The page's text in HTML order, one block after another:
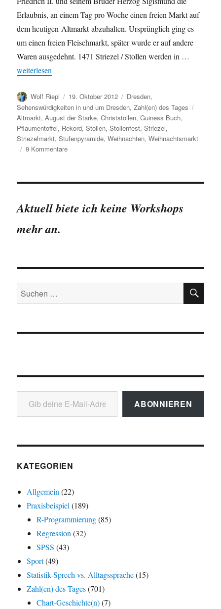
Erlaubnis, an einem Tag pro Woche einen freien Markt auf
dem heutigen Altmarkt abzuhalten. Ursprünglich ging es
um einen freien Fleischmarkt, später wurde er auf andere
Waren ausgedehnt. 1471 Striezel / Stollen werden in …
„Der Striezelmarkt in Zahlen“
weiterlesen
Autor
Wolf Riepl
Veröffentlicht
am
19. Oktober 2012 Kategorien
Dresden,
Sehenswürdigkeiten in und um Dresden,Zahl(en) des Tages
Altmarkt,August der Starke,Christstollen,Guiness Buch,
Pflaumentoffel, Rekord,Stollen,Stollenfest,Striezel,
Striezelmarkt,Stufenpyramide,Weihnachten,Weihnachtsmarkt
9 Kommentarezu
Aktuell biete ich keine Workshops
mehr an.
Suchen
nach:
Gib deine E-Mail-Adresse ein ...
ABONNIEREN
KATEGORIEN
Allgemein (22)
Praxisbeispiel (189)
R-Programmierung(85)
Regression (32)
SPSS (43)
Sport(49)
Statistik-Sprech vs. Alltagssprache(15)
Zahl(en) des Tages(701)
Chart-Geschichte(n)(7)